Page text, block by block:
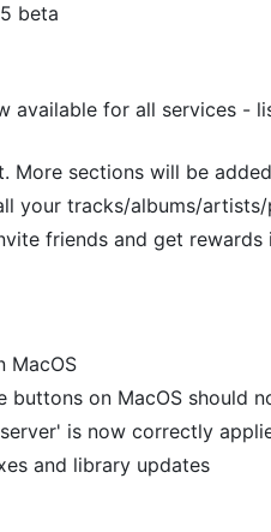
beta
available for all services -
More sections will be
your tracks/albums/
friends and get
MacOS
buttons on MacOS should
is now correctly
and library updates